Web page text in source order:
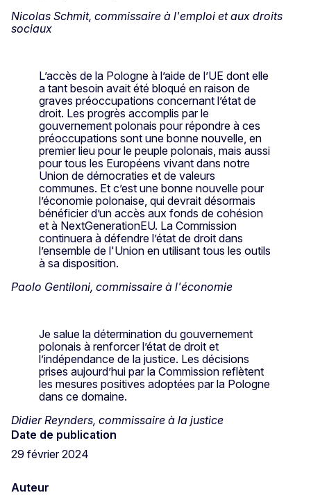
Nicolas Schmit, commissaire à l'emploi et aux droits
sociaux
L’accès de la Pologne à l’aide de l’UE dont elle
a tant besoin avait été bloqué en raison de
graves préoccupations concernant l’état de
droit. Les progrès accomplis par le
gouvernement polonais pour répondre à ces
préoccupations sont une bonne nouvelle, en
premier lieu pour le peuple polonais, mais aussi
pour tous les Européens vivant dans notre
Union de démocraties et de valeurs
communes. Et c’est une bonne nouvelle pour
l’économie polonaise, qui devrait désormais
bénéficier d’un accès aux fonds de cohésion
et à NextGenerationEU. La Commission
continuera à défendre l’état de droit dans
l’ensemble de l'Union en utilisant tous les outils
à sa disposition.
Paolo Gentiloni, commissaire à l'économie
Je salue la détermination du gouvernement
polonais à renforcer l’état de droit et
l’indépendance de la justice. Les décisions
prises aujourd’hui par la Commission reflètent
les mesures positives adoptées par la Pologne
dans ce domaine.
Didier Reynders, commissaire à la justice
Date de publication
29 février 2024
Auteur